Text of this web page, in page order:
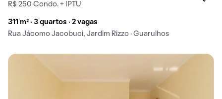
R$ 250 Condo. + IPTU
311 m² · 3 quartos · 2 vagas
Rua Jácomo Jacobuci, Jardim Rizzo · Guarulhos